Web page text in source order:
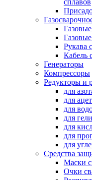
сплавов
Рукава
Кабель
Генераторы
Компрессоры
Редукторы и
для
для
для
для
для
для
для
Средства
Маски
Очки